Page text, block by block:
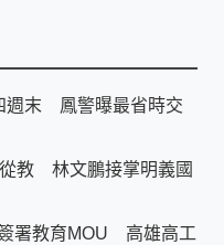
週末 鳳警曝最省時交
教 林文鵬接掌明義國
署教育MOU 高雄高工